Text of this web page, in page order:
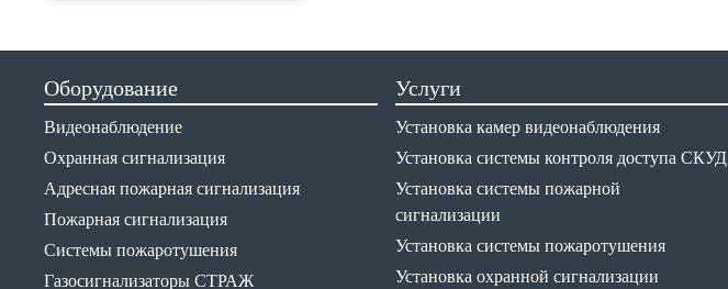
Оборудование
Видеонаблюдение
Охранная сигнализация
Адресная пожарная сигнализация
Пожарная сигнализация
Системы пожаротушения
Газосигнализаторы СТРАЖ
Услуги
Установка камер видеонаблюдения
Установка системы контроля доступа СКУД
Установка системы пожарной
сигнализации
Установка системы пожаротушения
Установка охранной сигнализации